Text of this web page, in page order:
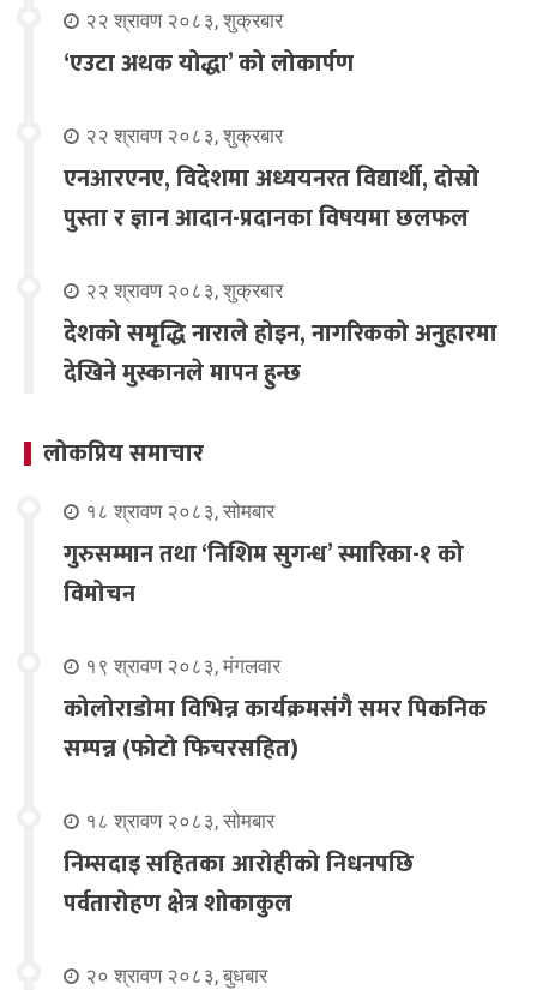
२२ श्रावण २०८३, शुक्रबार
‘एउटा अथक योद्धा’ को लोकार्पण
२२ श्रावण २०८३, शुक्रबार
एनआरएनए, विदेशमा अध्ययनरत विद्यार्थी, दोस्रो
पुस्ता र ज्ञान आदान-प्रदानका विषयमा छलफल
२२ श्रावण २०८३, शुक्रबार
देशको समृद्धि नाराले होइन, नागरिकको अनुहारमा
देखिने मुस्कानले मापन हुन्छ
लोकप्रिय समाचार
१८ श्रावण २०८३, सोमबार
गुरुसम्मान तथा ‘निशिम सुगन्ध’ स्मारिका-१ को
विमोचन
१९ श्रावण २०८३, मंगलवार
कोलोराडोमा विभिन्न कार्यक्रमसंगै समर पिकनिक
सम्पन्न (फोटो फिचरसहित)
१८ श्रावण २०८३, सोमबार
निम्सदाइ सहितका आरोहीको निधनपछि
पर्वतारोहण क्षेत्र शोकाकुल
२० श्रावण २०८३, बुधबार